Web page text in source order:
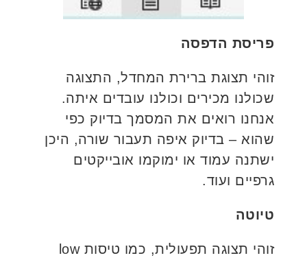
פריסת הדפסה
זוהי תצוגת ברירת המחדל, התצוגה
שכולנו מכירים וכולנו עובדים איתה.
אנחנו רואים את המסמך בדיוק כפי
שהוא – בדיוק איפה תעבור שורה, היכן
ישתנה עמוד או ימוקמו אובייקטים
גרפיים ועוד.
טיוטה
זוהי תצוגה תפעולית, כמו טיסות low